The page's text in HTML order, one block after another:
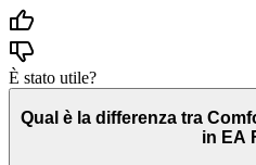
È stato utile?
Qual è la differenza tra
in EA